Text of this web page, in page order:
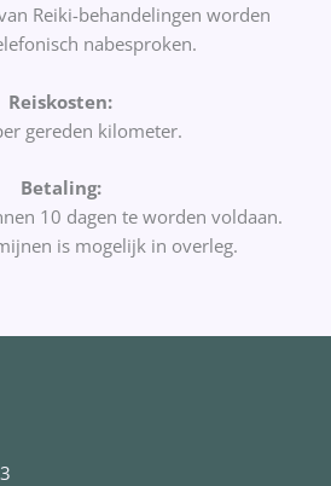
Reiki-behandelingen worden
nabesproken.
Reiskosten:
gereden kilometer.
Betaling:
10 dagen te worden voldaan.
is mogelijk in overleg.